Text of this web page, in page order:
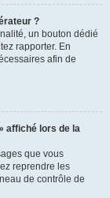
?
un bouton dédié
rapporter. En
afin de
affiché lors de la
que vous
reprendre les
de contrôle de